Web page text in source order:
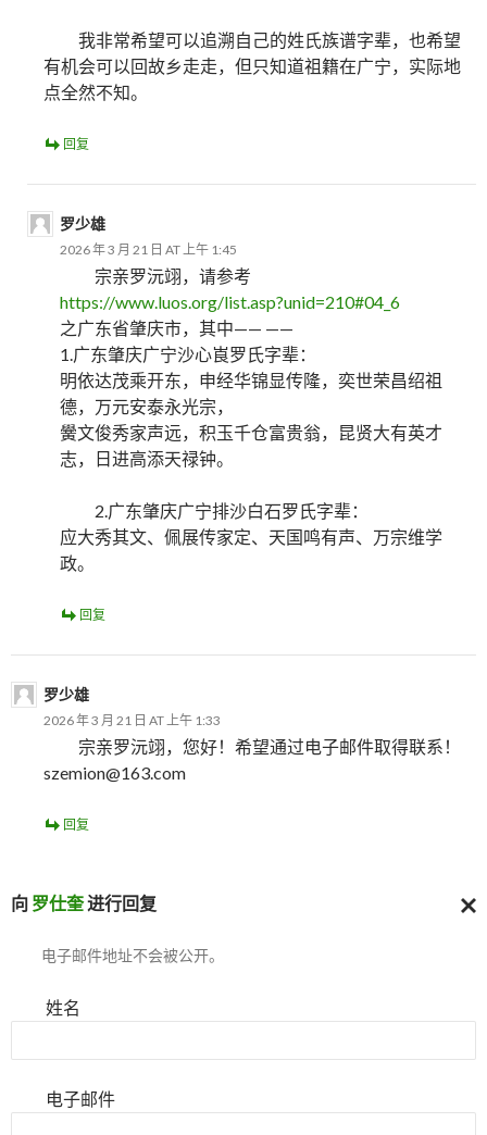
我非常希望可以追溯自己的姓氏族谱字辈，也希望
有机会可以回故乡走走，但只知道祖籍在广宁，实际地
点全然不知。
回复
罗少雄
2026 年 3 月 21 日 AT 上午 1:45
宗亲罗沅翊，请参考
https://www.luos.org/list.asp?unid=210#04_6
之广东省肇庆市，其中—— ——
1.广东肇庆广宁沙心崀罗氏字辈：
明依达茂乘开东，申经华锦显传隆，奕世荣昌绍祖
德，万元安泰永光宗，
黌文俊秀家声远，积玉千仓富贵翁，昆贤大有英才
志，日进高添天禄钟。
2.广东肇庆广宁排沙白石罗氏字辈：
应大秀其文、佩展传家定、天国鸣有声、万宗维学
政。
回复
罗少雄
2026 年 3 月 21 日 AT 上午 1:33
宗亲罗沅翊，您好！希望通过电子邮件取得联系！
szemion@163.com
回复
向 罗仕奎进行回复
电子邮件地址不会被公开。
姓名
电子邮件